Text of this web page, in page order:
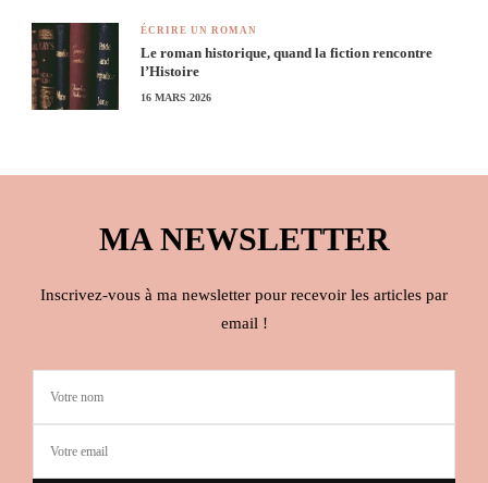
ÉCRIRE UN ROMAN
Le roman historique, quand la fiction rencontre
l’Histoire
16 MARS 2026
MA NEWSLETTER
Inscrivez-vous à ma newsletter pour recevoir les articles par
email !